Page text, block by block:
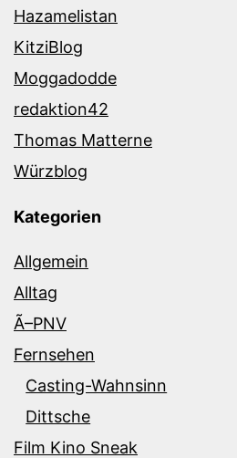
Hazamelistan
KitziBlog
Moggadodde
redaktion42
Thomas Matterne
Würzblog
Kategorien
Allgemein
Alltag
Ã–PNV
Fernsehen
Casting-Wahnsinn
Dittsche
Film Kino Sneak